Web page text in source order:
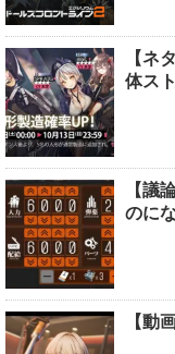
【ネ
体ス
【議
のに
【動